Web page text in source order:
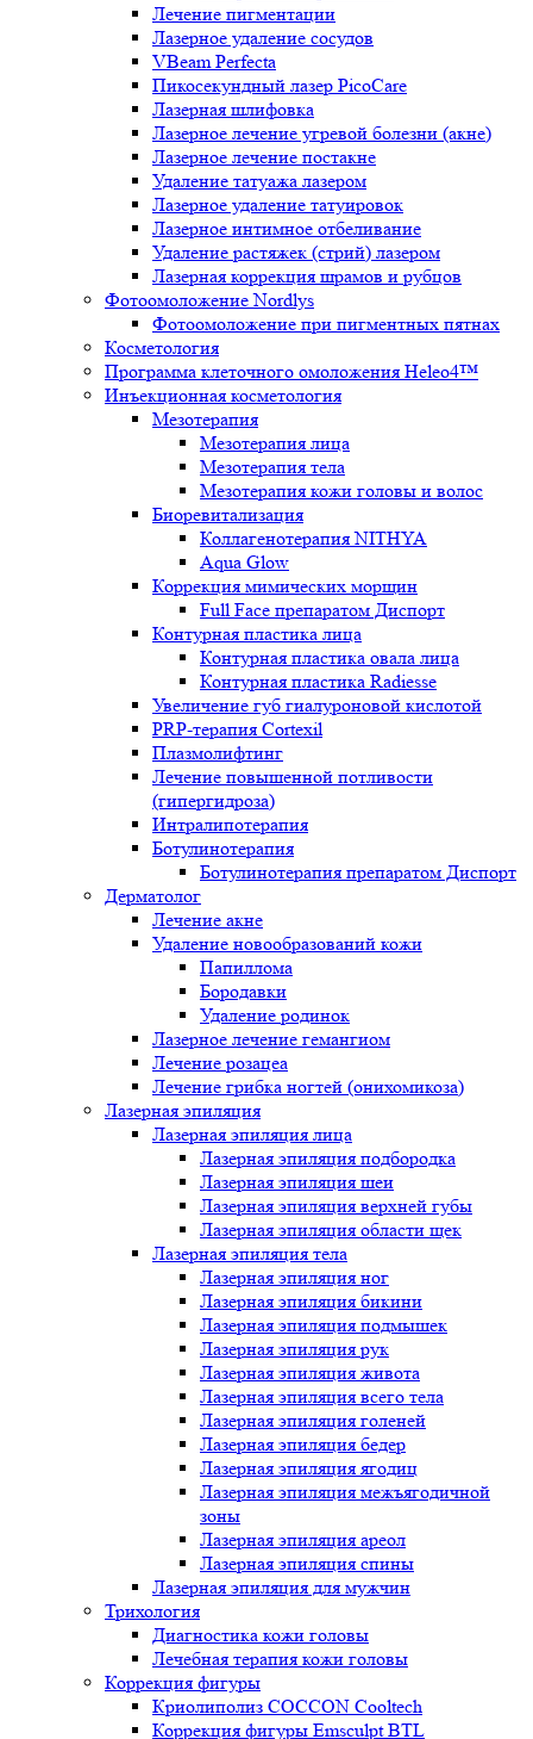
Лечение пигментации
Лазерное удаление сосудов
VBeam Perfecta
Пикосекундный лазер PicoCare
Лазерная шлифовка
Лазерное лечение угревой болезни (акне)
Лазерное лечение постакне
Удаление татуажа лазером
Лазерное удаление татуировок
Лазерное интимное отбеливание
Удаление растяжек (стрий) лазером
Лазерная коррекция шрамов и рубцов
Фотоомоложение Nordlys
Фотоомоложение при пигментных пятнах
Косметология
Программа клеточного омоложения Heleo4™
Инъекционная косметология
Мезотерапия
Мезотерапия лица
Мезотерапия тела
Мезотерапия кожи головы и волос
Биоревитализация
Коллагенотерапия NITHYA
Aqua Glow
Коррекция мимических морщин
Full Face препаратом Диспорт
Контурная пластика лица
Контурная пластика овала лица
Контурная пластика Radiesse
Увеличение губ гиалуроновой кислотой
PRP-терапия Cortexil
Плазмолифтинг
Лечение повышенной потливости
(гипергидроза)
Интралипотерапия
Ботулинотерапия
Ботулинотерапия препаратом Диспорт
Дерматолог
Лечение акне
Удаление новообразований кожи
Папиллома
Бородавки
Удаление родинок
Лазерное лечение гемангиом
Лечение розацеа
Лечение грибка ногтей (онихомикоза)
Лазерная эпиляция
Лазерная эпиляция лица
Лазерная эпиляция подбородка
Лазерная эпиляция шеи
Лазерная эпиляция верхней губы
Лазерная эпиляция области щек
Лазерная эпиляция тела
Лазерная эпиляция ног
Лазерная эпиляция бикини
Лазерная эпиляция подмышек
Лазерная эпиляция рук
Лазерная эпиляция живота
Лазерная эпиляция всего тела
Лазерная эпиляция голеней
Лазерная эпиляция бедер
Лазерная эпиляция ягодиц
Лазерная эпиляция межъягодичной
зоны
Лазерная эпиляция ареол
Лазерная эпиляция спины
Лазерная эпиляция для мужчин
Трихология
Диагностика кожи головы
Лечебная терапия кожи головы
Коррекция фигуры
Криолиполиз COCCON Cooltech
Коррекция фигуры Emsculpt BTL